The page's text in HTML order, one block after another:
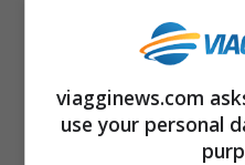
fatti immortalare
della Costa
diffuse foto di
gusto, che sono
viagginews.com
use your personal